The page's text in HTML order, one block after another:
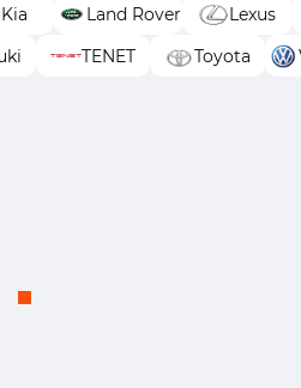
Kia Land Rover Lexus
TENET Toyota